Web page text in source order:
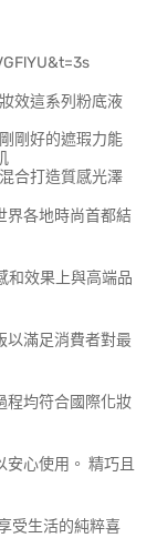
效這系列粉底液
剛好的遮瑕力能
合打造質感光澤
界各地時尚首都結
和效果上與高端品
以滿足消費者對最
程均符合國際化妝
安心使用。 精巧且
受生活的純粹喜